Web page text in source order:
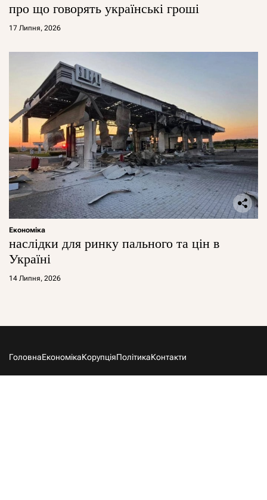
про що говорять українські гроші
17 Липня, 2026
Економіка
наслідки для ринку пального та цін в
Україні
14 Липня, 2026
ГоловнаЕкономікаКорупціяПолітикаКонтакти